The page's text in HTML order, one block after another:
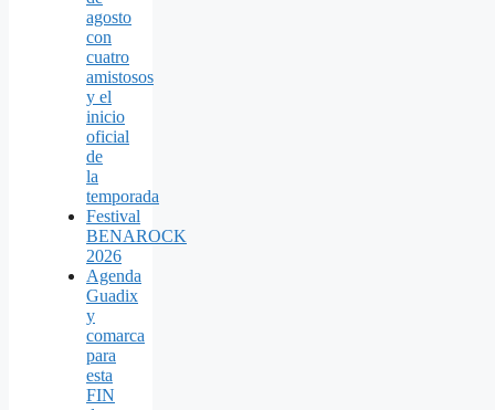
agosto
con
cuatro
amistosos
y el
inicio
oficial
de
la
temporada
Festival
BENAROCK
2026
Agenda
Guadix
y
comarca
para
esta
FIN